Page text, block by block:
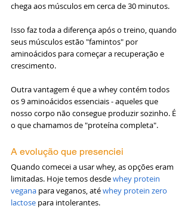
chega aos músculos em cerca de 30 minutos.
Isso faz toda a diferença após o treino, quando
seus músculos estão "famintos" por
aminoácidos para começar a recuperação e
crescimento.
Outra vantagem é que a whey contém todos
os 9 aminoácidos essenciais - aqueles que
nosso corpo não consegue produzir sozinho. É
o que chamamos de "proteína completa".
A evolução que presenciei
Quando comecei a usar whey, as opções eram
limitadas. Hoje temos desde whey protein
vegana para veganos, até whey protein zero
lactose para intolerantes.